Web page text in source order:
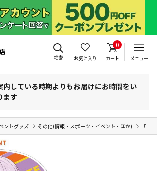
検索 お気に入り
0
カート メニュー
内している時期よりもお届けにお時間をい
ます
ントグッズ その他(情報・スポーツ・イベント・ほか) 「